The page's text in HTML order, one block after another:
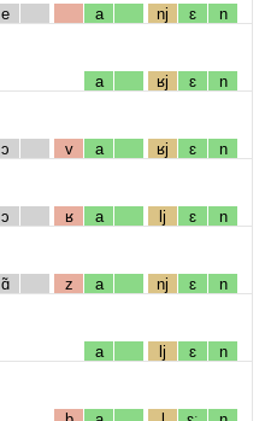
e a nj ɛ n
a ʁj ɛ n
ɔ v a ʁj ɛ n
ɔ ʁ a lj ɛ n
ɑ̃ z a nj ɛ n
a lj ɛ n